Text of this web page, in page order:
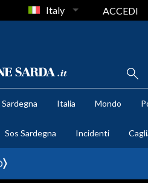
Italy ACCEDI
Sardegna Italia Mondo
Sos Sardegna Incidenti